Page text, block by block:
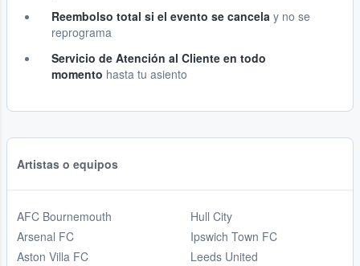
Reembolso total si el evento se cancela y no se
reprograma
Servicio de Atención al Cliente en todo
momento hasta tu asiento
Artistas o equipos
AFC Bournemouth
Arsenal FC
Aston Villa FC
Hull City
Ipswich Town FC
Leeds United